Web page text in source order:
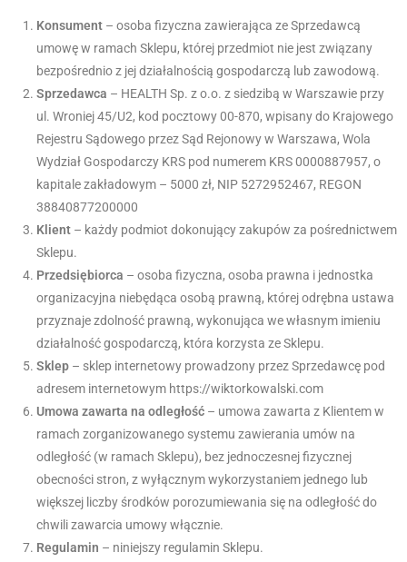
Konsument – osoba fizyczna zawierająca ze Sprzedawcą
umowę w ramach Sklepu, której przedmiot nie jest związany
bezpośrednio z jej działalnością gospodarczą lub zawodową.
Sprzedawca – HEALTH Sp. z o.o. z siedzibą w Warszawie przy
ul. Wroniej 45/U2, kod pocztowy 00-870, wpisany do Krajowego
Rejestru Sądowego przez Sąd Rejonowy w Warszawa, Wola
Wydział Gospodarczy KRS pod numerem KRS 0000887957, o
kapitale zakładowym – 5000 zł, NIP 5272952467, REGON
38840877200000
Klient – każdy podmiot dokonujący zakupów za pośrednictwem
Sklepu.
Przedsiębiorca – osoba fizyczna, osoba prawna i jednostka
organizacyjna niebędąca osobą prawną, której odrębna ustawa
przyznaje zdolność prawną, wykonująca we własnym imieniu
działalność gospodarczą, która korzysta ze Sklepu.
Sklep – sklep internetowy prowadzony przez Sprzedawcę pod
adresem internetowym https://wiktorkowalski.com
Umowa zawarta na odległość – umowa zawarta z Klientem w
ramach zorganizowanego systemu zawierania umów na
odległość (w ramach Sklepu), bez jednoczesnej fizycznej
obecności stron, z wyłącznym wykorzystaniem jednego lub
większej liczby środków porozumiewania się na odległość do
chwili zawarcia umowy włącznie.
Regulamin – niniejszy regulamin Sklepu.